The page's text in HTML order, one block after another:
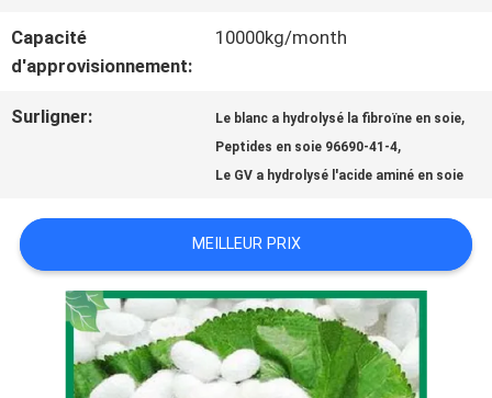
CONTACTEZ-
NOUS
CITATION
PLAN
Capacité
d'approvisionnement:
10000kg/month
Surligner: Le blanc a hydrolysé la fibroïne en soie,
Peptides en soie 96690-41-4,
Le GV a hydrolysé l'acide aminé en soie
MEILLEUR PRIX